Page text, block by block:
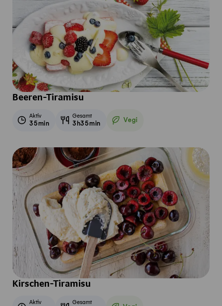
Beeren-Tiramisu
Aktiv
35min
Gesamt
3h35min Vegi
Vegetarisch
Kirschen-Tiramisu
Aktiv Gesamt